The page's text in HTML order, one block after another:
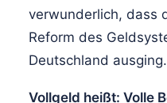
verwunderlich, dass
Reform des
Deutschland ausging.
Vollgeld heißt: Volle